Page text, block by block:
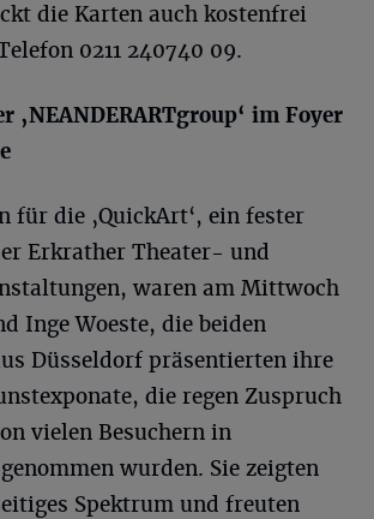
die Karten auch kostenfrei
0211 240740 09.
‚NEANDERARTgroup‘ im Foyer
für die ‚QuickArt‘, ein fester
Erkrather Theater- und
waren am Mittwoch
Inge Woeste, die beiden
Düsseldorf präsentierten ihre
die regen Zuspruch
vielen Besuchern in
wurden. Sie zeigten
Spektrum und freuten